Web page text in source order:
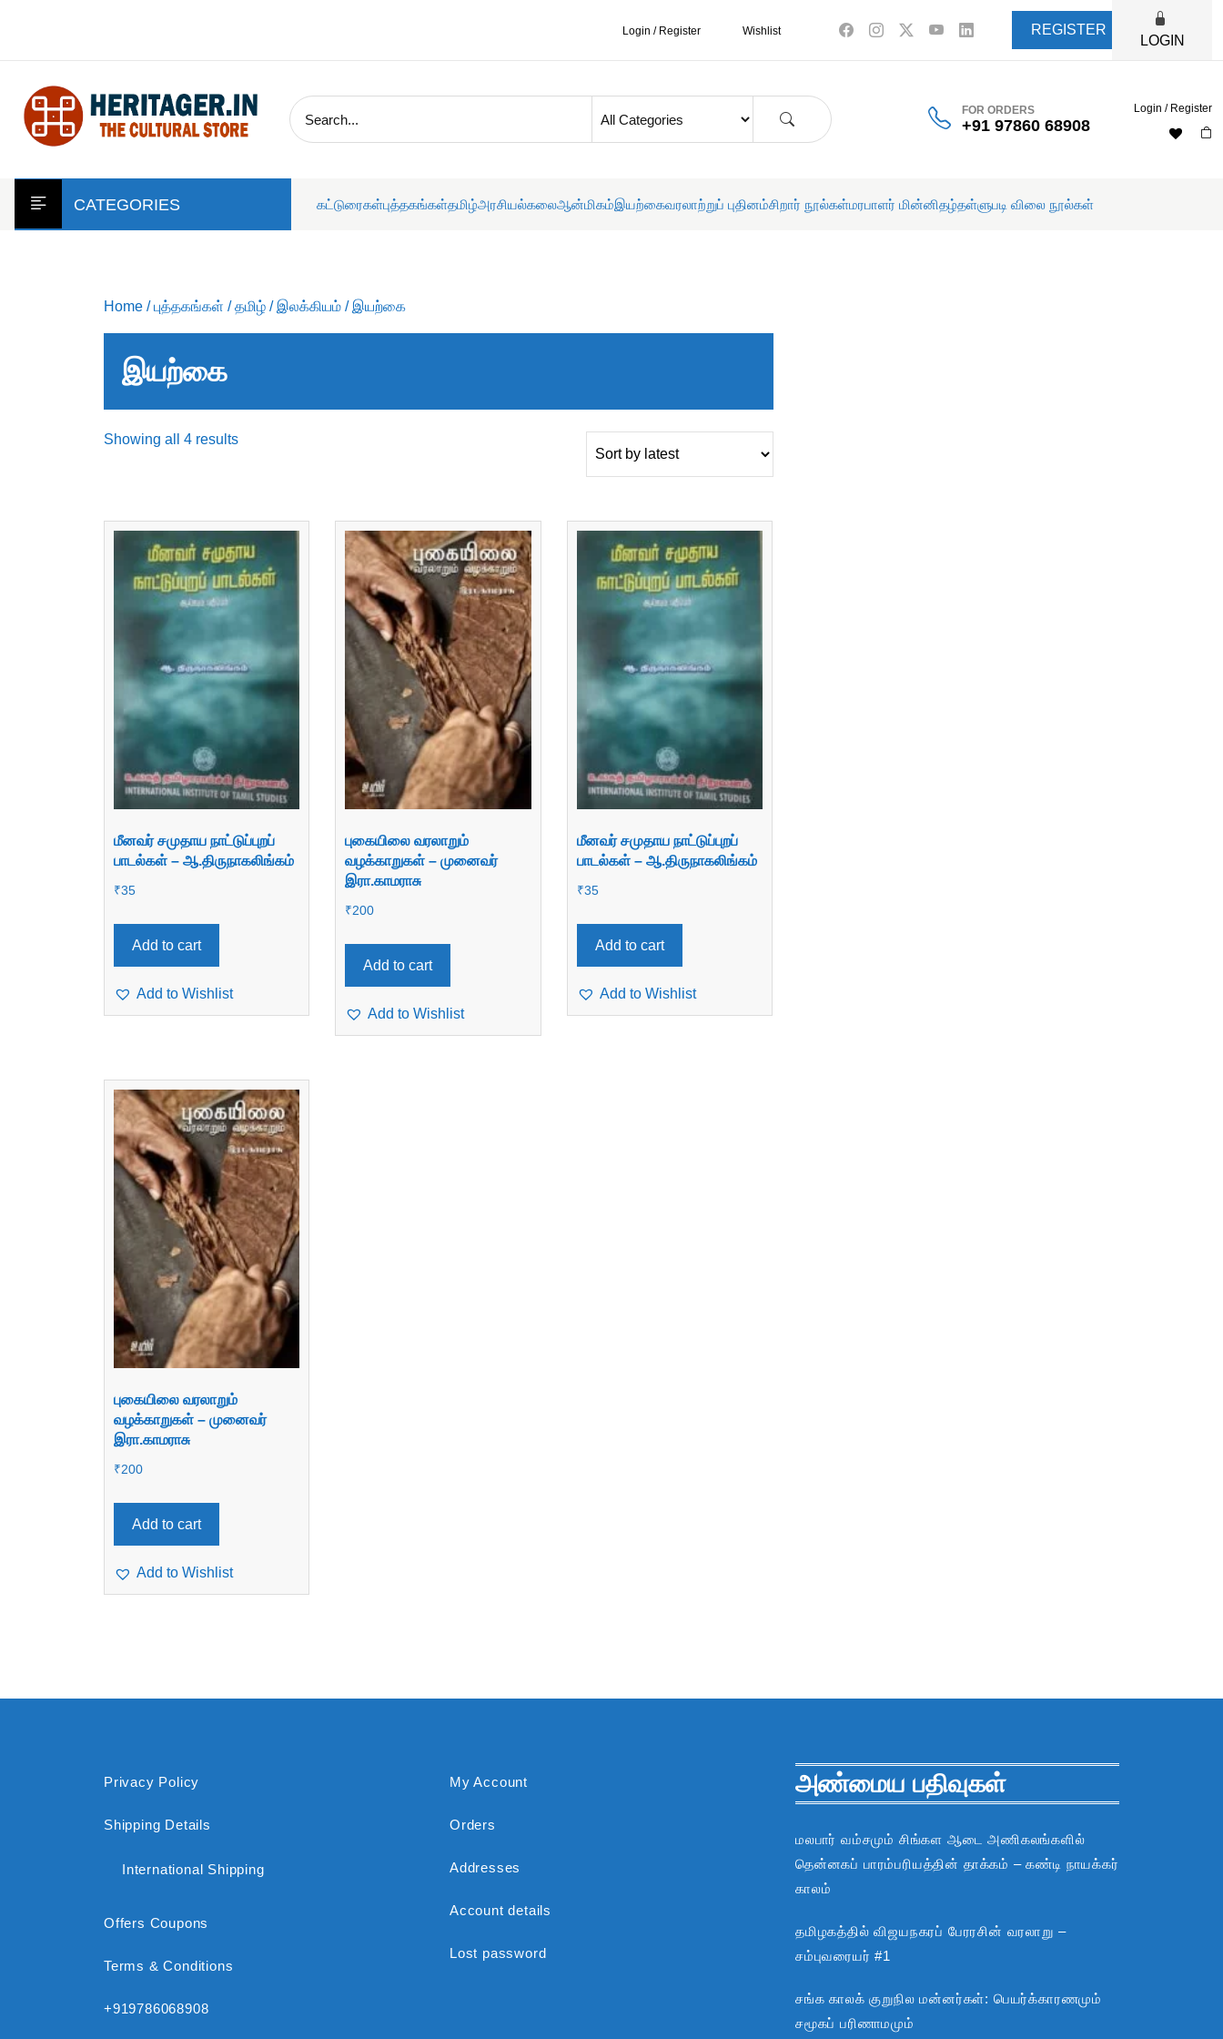
Login / Register Wishlist REGISTER
LOGIN
FOR ORDERS
+91 97860 68908
Login / Register
CATEGORIES கட்டுரைகள்புத்தகங்கள்தமிழ்அரசியல்கலைஆன்மிகம்இயற்கைவரலாற்றுப் புதினம்சிறார் நூல்கள்மரபாளர் மின்னிதழ்தள்ளுபடி விலை நூல்கள்
Home /புத்தகங்கள் /தமிழ் / இலக்கியம் / இயற்கை
இயற்கை
Showing all 4 resultsSorted
மீனவர் சமுதாய நாட்டுப்புறப்
பாடல்கள் – ஆ.திருநாகலிங்கம்
₹35
Add to cart
Add to Wishlist
புகையிலை வரலாறும்
வழக்காறுகள் – முனைவர்
இரா.காமராசு
₹200
Add to cart
Add to Wishlist
மீனவர் சமுதாய நாட்டுப்புறப்
பாடல்கள் – ஆ.திருநாகலிங்கம்
₹35
Add to cart
Add to Wishlist
புகையிலை வரலாறும்
வழக்காறுகள் – முனைவர்
இரா.காமராசு
₹200
Add to cart
Add to Wishlist
Privacy Policy
Shipping Details
International Shipping
Offers Coupons
Terms & Conditions
+919786068908
My Account
Orders
Addresses
Account details
Lost password
அண்மைய பதிவுகள்
மலபார் வம்சமும் சிங்கள ஆடை அணிகலங்களில்
தென்னகப் பாரம்பரியத்தின் தாக்கம் – கண்டி நாயக்கர்
காலம்
தமிழகத்தில் விஜயநகரப் பேரரசின் வரலாறு –
சம்புவரையர் #1
சங்க காலக் குறுநில மன்னர்கள்: பெயர்க்காரணமும்
சமூகப் பரிணாமமும்